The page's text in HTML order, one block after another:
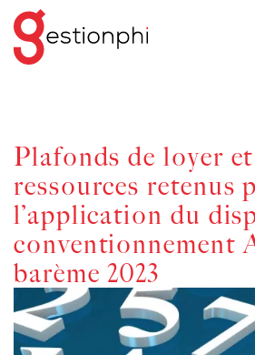
Plafonds de loyer
ressources retenus
l’application du
conventionnement
barème 2023